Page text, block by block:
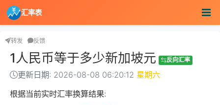
汇率表
转发 反馈
1人民币等于多少新加坡元 反向汇率
更新日期: 2026-08-08 06:20:12 星期六
根据当前实时汇率换算结果: